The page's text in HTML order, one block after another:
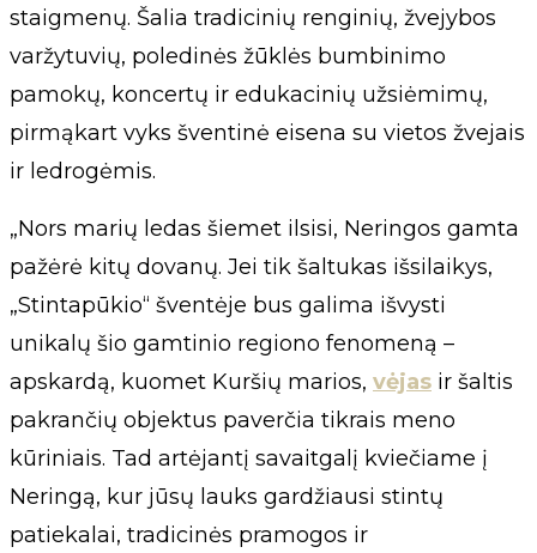
staigmenų. Šalia tradicinių renginių, žvejybos
varžytuvių, poledinės žūklės bumbinimo
pamokų, koncertų ir edukacinių užsiėmimų,
pirmąkart vyks šventinė eisena su vietos žvejais
ir ledrogėmis.
„Nors marių ledas šiemet ilsisi, Neringos gamta
pažėrė kitų dovanų. Jei tik šaltukas išsilaikys,
„Stintapūkio“ šventėje bus galima išvysti
unikalų šio gamtinio regiono fenomeną –
apskardą, kuomet Kuršių marios, vėjas ir šaltis
pakrančių objektus paverčia tikrais meno
kūriniais. Tad artėjantį savaitgalį kviečiame į
Neringą, kur jūsų lauks gardžiausi stintų
patiekalai, tradicinės pramogos ir